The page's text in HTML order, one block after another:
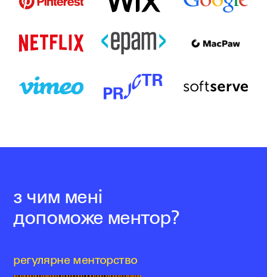
з чим мені
допоможе ментор?
регулярне менторство